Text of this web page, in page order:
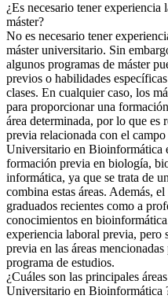
¿Es necesario tener
máster?
No es necesario tener
máster universitario. Sin
algunos programas de máster
previos o habilidades
clases. En cualquier caso, los
para proporcionar una
área determinada, por lo que es
previa relacionada con el
Universitario en Bioinformática
formación previa en biología,
informática, ya que se trata de
combina estas áreas. Además,
graduados recientes como a
conocimientos en
experiencia laboral previa, pero
previa en las áreas
programa de estudios.
¿Cuáles son las principales
Universitario en Bioinformática